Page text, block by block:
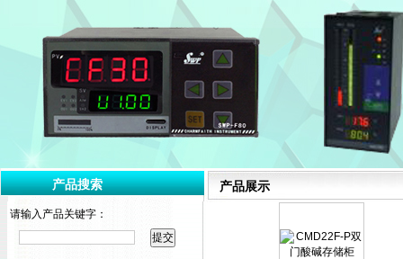
产品搜索
请输入产品关键字：
产品展示